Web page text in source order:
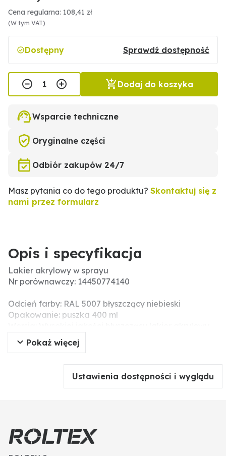
Cena regularna: 108,41 zł
(W tym VAT)
Dostępny Sprawdź dostępność
Dodaj do koszyka
Wsparcie techniczne
Oryginalne części
Odbiór zakupów 24/7
Masz pytania co do tego produktu? Skontaktuj się z
nami przez formularz
Opis i specyfikacja
Lakier akrylowy w sprayu
Nr porównawczy: 14450774140
Odcień farby: RAL 5007 błyszczący niebieski
Opakowanie: puszka 400 ml
Idealnie dopasowany kolor pozwala na precyzyjne
lakierowanie i udoskonalanie polakierowanej
urządzeń, mebli stalowych i innych przedmiotów.
• ma doskonale dopasowany odcień
• doskonale przylega do powierzchni
Pokaż więcej
Ustawienia dostępności i wyglądu